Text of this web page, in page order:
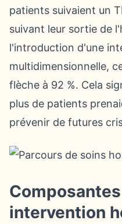
patients suivaient un
suivant leur sortie de
l'introduction d'une
multidimensionnelle,
flèche à 92 %. Cela
plus de patients
prévenir de futures
intervention